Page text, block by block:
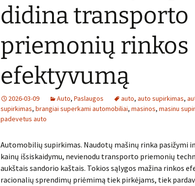
didina transporto
priemonių rinkos
efektyvumą
2026-03-09 Auto, Paslaugos auto, auto supirkimas,
supirkimas, brangiai superkami automobiliai, masinos, masinu
padevetus auto
Automobilių supirkimas. Naudotų mašinų rinka pasižymi
kainų išsiskaidymu, nevienodu transporto priemonių
aukštais sandorio kaštais. Tokios sąlygos mažina rinkos
racionalių sprendimų priėmimą tiek pirkėjams, tiek